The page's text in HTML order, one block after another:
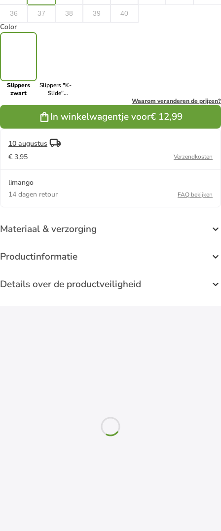
36 37 38 39 40
Color
Slippers
zwart
Slippers "K-
Slide"
Waarom veranderen de prijzen?
In winkelwagentje voor€ 12,99
10 augustus
€ 3,95
Verzendkosten
limango
14 dagen retour
FAQ bekijken
Materiaal & verzorging
Productinformatie
Details over de productveiligheid